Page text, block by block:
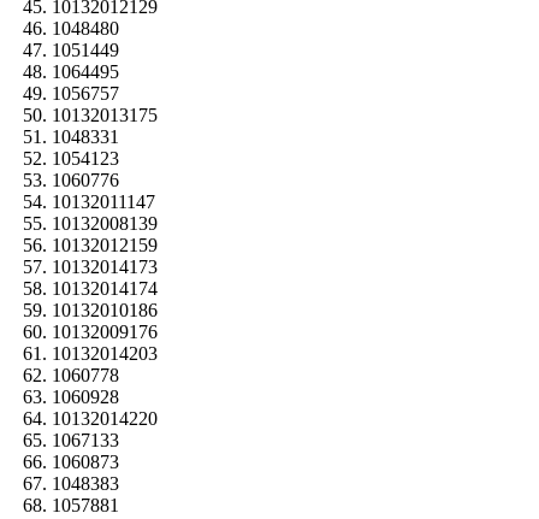
10132012129
1048480
1051449
1064495
1056757
10132013175
1048331
1054123
1060776
10132011147
10132008139
10132012159
10132014173
10132014174
10132010186
10132009176
10132014203
1060778
1060928
10132014220
1067133
1060873
1048383
1057881